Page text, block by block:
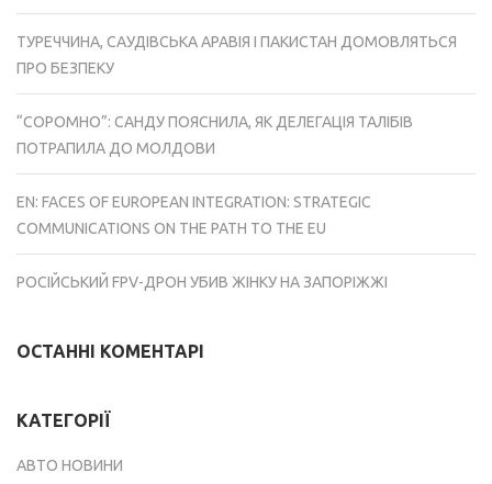
ТУРЕЧЧИНА, САУДІВСЬКА АРАВІЯ І ПАКИСТАН ДОМОВЛЯТЬСЯ
ПРО БЕЗПЕКУ
“СОРОМНО”: САНДУ ПОЯСНИЛА, ЯК ДЕЛЕГАЦІЯ ТАЛІБІВ
ПОТРАПИЛА ДО МОЛДОВИ
EN: FACES OF EUROPEAN INTEGRATION: STRATEGIC
COMMUNICATIONS ON THE PATH TO THE EU
РОСІЙСЬКИЙ FPV-ДРОН УБИВ ЖІНКУ НА ЗАПОРІЖЖІ
ОСТАННІ КОМЕНТАРІ
КАТЕГОРІЇ
АВТО НОВИНИ